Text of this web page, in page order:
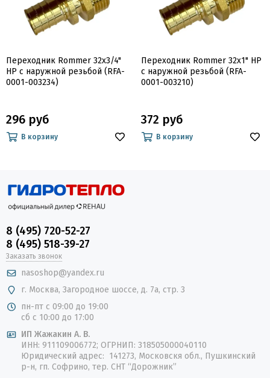
Переходник Rommer 32x3/4"
НР с наружной резьбой (RFA-
0001-003234)
296 руб
В корзину
Переходник Rommer 32x1" НР
с наружной резьбой (RFA-
0001-003210)
372 руб
В корзину
8 (495) 720-52-27
8 (495) 518-39-27
Заказать звонок
nasoshop@yandex.ru
г. Москва, Загородное шоссе, д. 7а, стр. 3
пн-пт с 09:00 до 19:00
сб с 10:00 до 17:00
ИП Жажакин А. В.
ИНН: 911109006772; ОГРНИП: 318505000040110
Юридический адрес: 141273, Московскя обл., Пушкинский
р-н, гп. Софрино, тер. СНТ “Дорожник”